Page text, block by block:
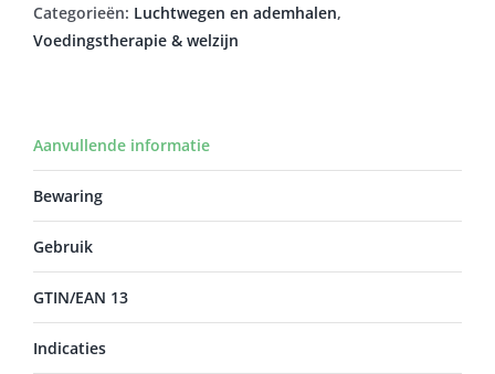
Categorieën: Luchtwegen en ademhalen,
Voedingstherapie & welzijn
Aanvullende informatie
Bewaring
Gebruik
GTIN/EAN 13
Indicaties